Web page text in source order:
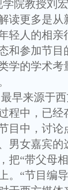
院教授刘
读更多是从
轻人的相亲
和参加节目
学的学术考
早来源于
程中，已经
目中，讨论
男女嘉宾的
把“带父母
。“节目编